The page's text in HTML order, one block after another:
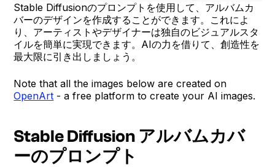
Stable Diffusionのプロンプトを使用して、アルバムカ
バーのデザインを作成することができます。これによ
り、アーティストやデザイナーは独自のビジュアルスタ
イルを簡単に実現できます。AIの力を借りて、創造性を
最大限に引き出しましょう。
Note that all the images below are created on
OpenArt - a free platform to create your AI images.
Stable Diffusion アルバムカバ
ーのプロンプト